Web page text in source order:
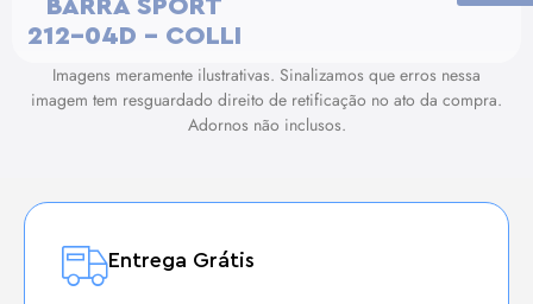
BARRA SPORT
212-04D – COLLI
Imagens meramente ilustrativas. Sinalizamos que erros nessa
imagem tem resguardado direito de retificação no ato da compra.
Adornos não inclusos.
Entrega Grátis